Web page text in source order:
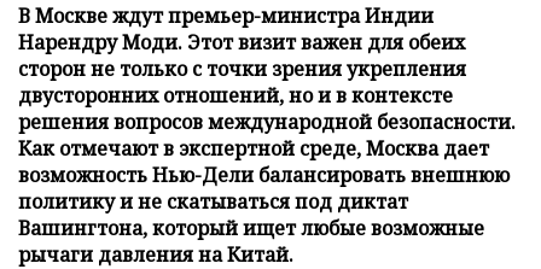
В Москве ждут премьер-министра Индии
Нарендру Моди. Этот визит важен для обеих
сторон не только с точки зрения укрепления
двусторонних отношений, но и в контексте
решения вопросов международной безопасности.
Как отмечают в экспертной среде, Москва дает
возможность Нью-Дели балансировать внешнюю
политику и не скатываться под диктат
Вашингтона, который ищет любые возможные
рычаги давления на Китай.